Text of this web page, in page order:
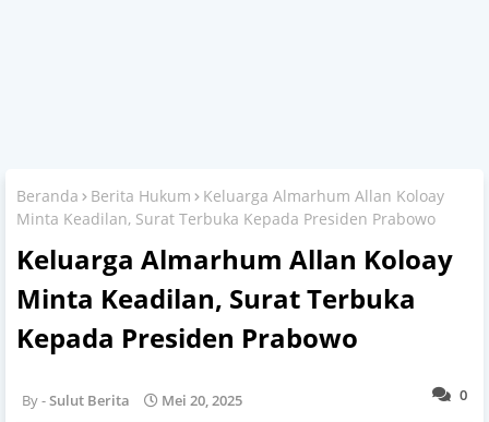
Beranda Berita Hukum
Keluarga Almarhum Allan Koloay
Minta Keadilan, Surat Terbuka Kepada Presiden Prabowo
Keluarga Almarhum Allan Koloay
Minta Keadilan, Surat Terbuka
Kepada Presiden Prabowo
0
Sulut Berita Mei 20, 2025